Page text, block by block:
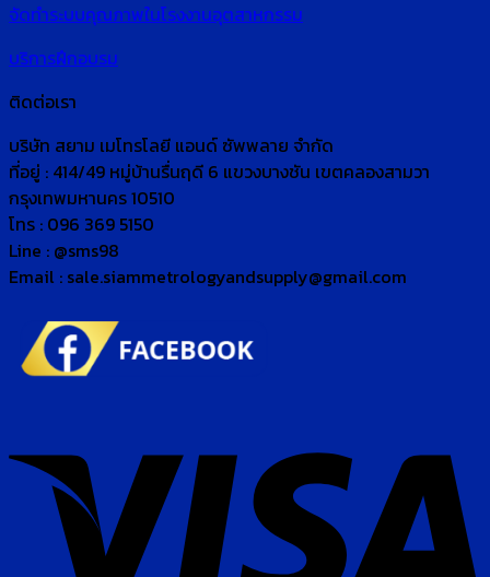
จัดทำระบบคุณภาพในโรงงานอุตสาหกรรม
บริการฝึกอบรม
ติดต่อเรา
บริษัท สยาม เมโทรโลยี แอนด์ ซัพพลาย จำกัด
ที่อยู่ : 414/49 หมู่บ้านรื่นฤดี 6 แขวงบางชัน เขตคลองสามวา
กรุงเทพมหานคร 10510
โทร : 096 369 5150
Line : @sms98
Email : sale.siammetrologyandsupply@gmail.com